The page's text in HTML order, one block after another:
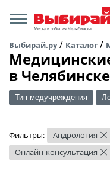
Места и события Челябинска
Выбирай.ру/ Каталог /
в Челябинске
Тип медучреждения
Фильтры: Андрология ×
Онлайн-консультация ×